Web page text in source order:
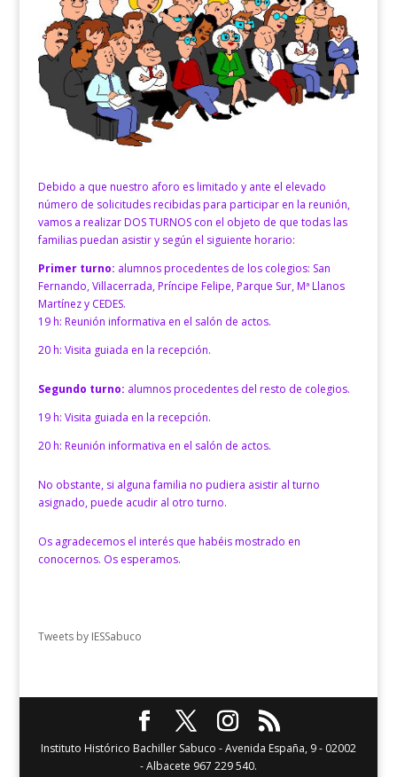
Debido a que nuestro aforo es limitado y ante el elevado
número de solicitudes recibidas para participar en la reunión,
vamos a realizar DOS TURNOS con el objeto de que todas las
familias puedan asistir y según el siguiente horario:
Primer turno: alumnos procedentes de los colegios: San
Fernando, Villacerrada, Príncipe Felipe, Parque Sur, Mª Llanos
Martínez y CEDES.
19 h: Reunión informativa en el salón de actos.
20 h: Visita guiada en la recepción.
Segundo turno: alumnos procedentes del resto de colegios.
19 h: Visita guiada en la recepción.
20 h: Reunión informativa en el salón de actos.
No obstante, si alguna familia no pudiera asistir al turno
asignado, puede acudir al otro turno.
Os agradecemos el interés que habéis mostrado en
conocernos. Os esperamos.
Tweets by IESSabuco
Instituto Histórico Bachiller Sabuco - Avenida España, 9 - 02002
- Albacete 967 229 540.